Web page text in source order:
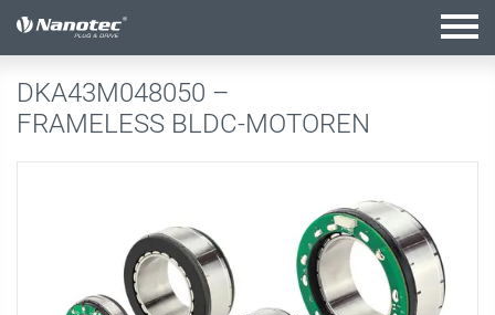
Aktive Kombination
DKA43M048050 –
FRAMELESS BLDC-MOTOREN